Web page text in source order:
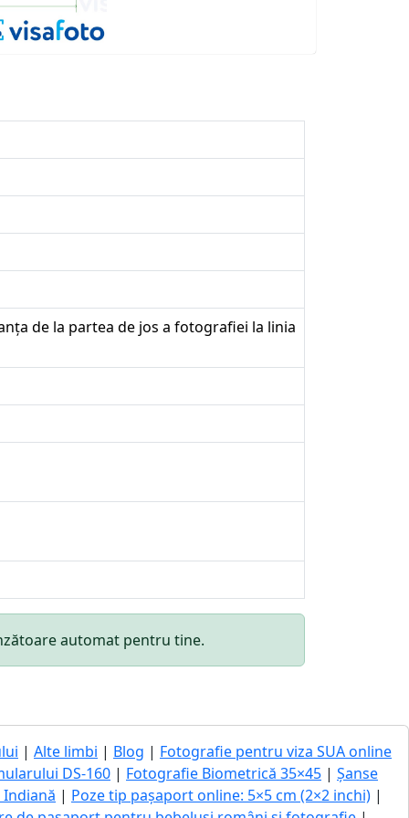
de la partea de jos a fotografiei la linia
automat pentru tine.
| Alte limbi | Blog | Fotografie pentru viza SUA online
DS-160 | Fotografie Biometrică 35×45 | Șanse
| Poze tip pașaport online: 5×5 cm (2×2 inchi) |